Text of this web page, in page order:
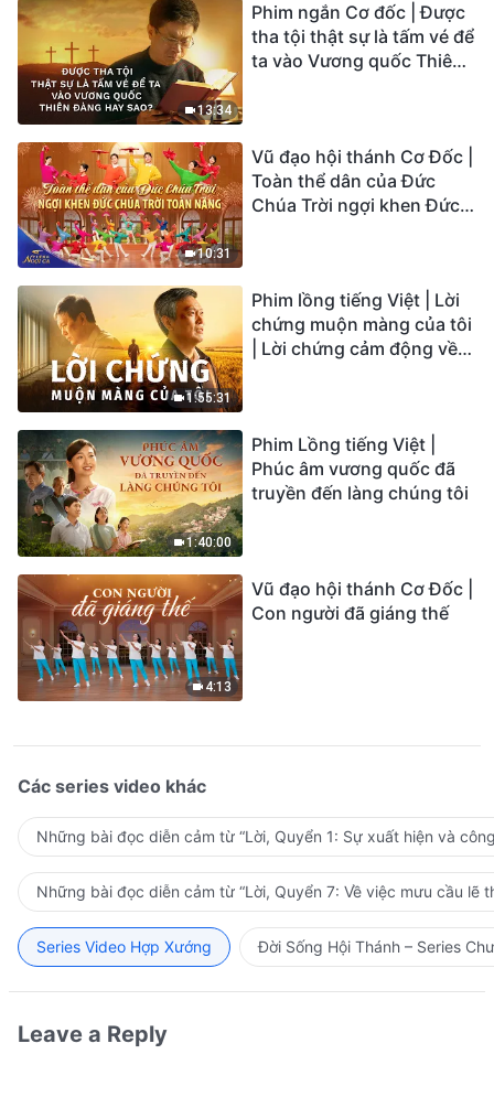
13:34
Phim ngắn Cơ đốc | Được
tha tội thật sự là tấm vé để
ta vào Vương quốc Thiên
10:31
Vũ đạo hội thánh Cơ Đốc |
Toàn thể dân của Đức
Chúa Trời ngợi khen Đức
1:55:31
Phim lồng tiếng Việt | Lời
chứng muộn màng của tôi
| Lời chứng cảm động về
1:40:00
Phim Lồng tiếng Việt |
Phúc âm vương quốc đã
truyền đến làng chúng tôi
4:13
Vũ đạo hội thánh Cơ Đốc |
Con người đã giáng thế
Các series video khác
Những bài đọc diễn cảm từ “Lời, Quyển 1: Sự xuất hiện và
Những bài đọc diễn cảm từ “Lời, Quyển 7: Về việc mưu cầu lẽ
Series Video Hợp Xướng Đời Sống Hội Thánh – Series
Leave a Reply